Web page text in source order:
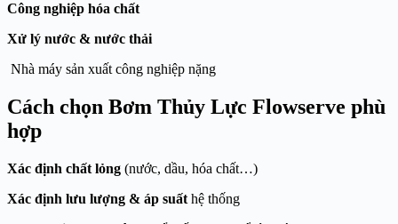
Công nghiệp hóa chất
Xử lý nước & nước thải
Nhà máy sản xuất công nghiệp nặng
Cách chọn Bơm Thủy Lực Flowserve phù
hợp
Xác định chất lỏng (nước, dầu, hóa chất…)
Xác định lưu lượng & áp suất hệ thống